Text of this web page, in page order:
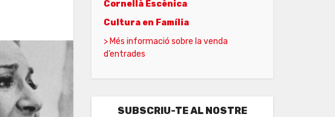
Cornellà Escènica
Cultura en Família
> Més informació sobre la venda
d’entrades
SUBSCRIU-TE AL NOSTRE